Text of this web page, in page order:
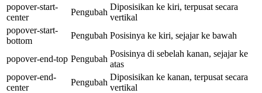
popover-start-
center
Pengubah
Diposisikan ke kiri, terpusat secara
vertikal
popover-start-
bottom
Pengubah Posisinya ke kiri, sejajar ke bawah
popover-end-top Pengubah
Posisinya di sebelah kanan, sejajar ke
atas
popover-end-
center
Pengubah
Diposisikan ke kanan, terpusat secara
vertikal